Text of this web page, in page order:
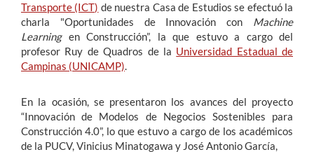
Transporte (ICT) de nuestra Casa de Estudios se efectuó la
charla "Oportunidades de Innovación con Machine
Learningen Construcción”, la que estuvo a cargo del
profesor Ruy de Quadros de la Universidad Estadual de
Campinas (UNICAMP).
En la ocasión, se presentaron los avances del proyecto
“Innovación de Modelos de Negocios Sostenibles para
Construcción 4.0”, lo que estuvo a cargo de los académicos
de la PUCV, Vinicius Minatogawa y José Antonio García,